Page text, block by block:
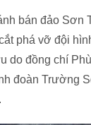
bán đảo Sơn
phá vỡ đội
đồng chí
đoàn Trường